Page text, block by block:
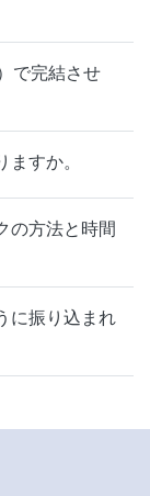
で完結させ
すか。
の方法と時間
に振り込まれ